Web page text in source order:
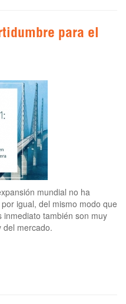
para el
mundial no ha
igual, del mismo modo que
inmediato también son muy
del mercado.